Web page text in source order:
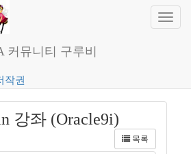
커뮤니티 구루비
작권
강좌 (Oracle9i)
목록